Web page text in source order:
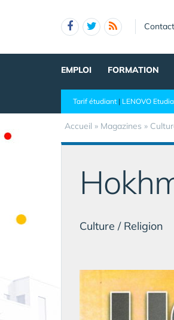
Contact
EMPLOI FORMATION
Tarif étudiant | LENOVO
Accueil » Magazines »
Culture / Religion